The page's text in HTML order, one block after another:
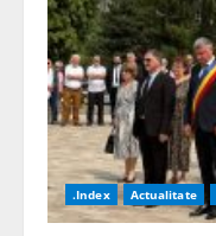
.Index Actualitate